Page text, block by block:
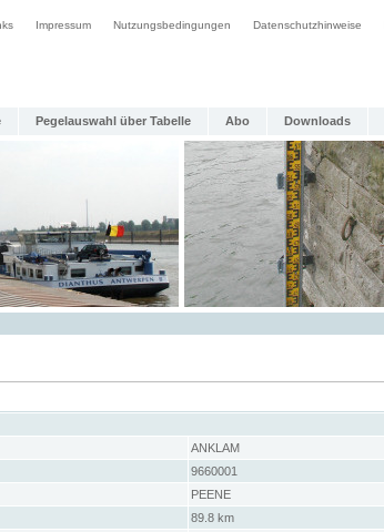
Impressum Nutzungsbedingungen Datenschutzhinweise
Pegelauswahl über Tabelle Abo Downloads
ANKLAM
9660001
PEENE
89.8 km